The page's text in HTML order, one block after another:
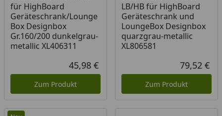
für HighBoard
Geräteschrank/Lounge
Box Designbox
Gr.160/200 dunkelgrau-
metallic XL406311
Aktueller Preis
45,98 €
Zum Produkt
LB/HB für HighBoard
Geräteschrank und
LoungeBox Designbox
quarzgrau-metallic
XL806581
79,52 €
Zum Produkt